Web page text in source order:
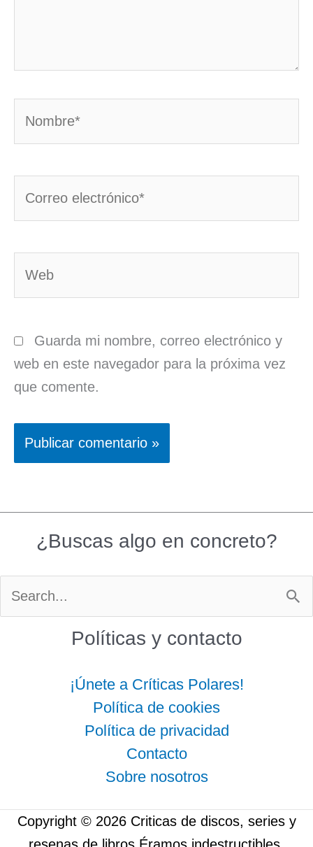
Guarda mi nombre, correo electrónico y
web en este navegador para la próxima vez
que comente.
¿Buscas algo en concreto?
Políticas y contacto
¡Únete a Críticas Polares!
Política de cookies
Política de privacidad
Contacto
Sobre nosotros
Copyright © 2026 Criticas de discos, series y